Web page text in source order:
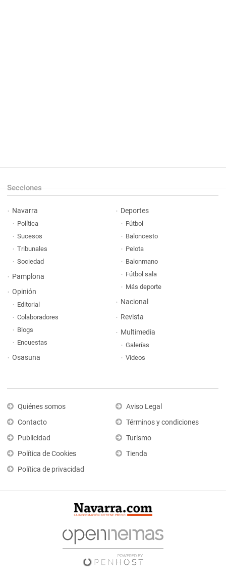
Secciones
Navarra
Política
Sucesos
Tribunales
Sociedad
Pamplona
Opinión
Editorial
Colaboradores
Blogs
Encuestas
Osasuna
Deportes
Fútbol
Baloncesto
Pelota
Balonmano
Fútbol sala
Más deporte
Nacional
Revista
Multimedia
Galerías
Vídeos
Quiénes somos
Contacto
Publicidad
Política de Cookies
Política de privacidad
Aviso Legal
Términos y condiciones
Turismo
Tienda